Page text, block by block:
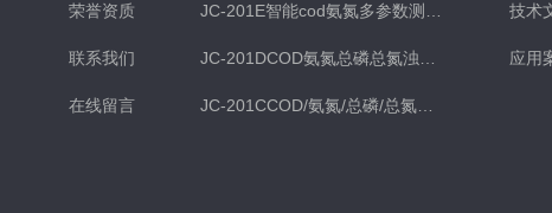
荣誉资质
联系我们
在线留言
技术
应用